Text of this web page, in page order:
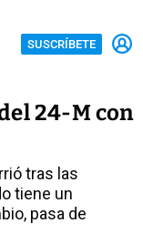
SUSCRÍBETE
24-M con
tras las
tiene un
pasa de